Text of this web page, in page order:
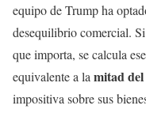
equipo de Trump ha
desequilibrio comercial.
que importa, se calcula
equivalente a la mitad
impositiva sobre sus